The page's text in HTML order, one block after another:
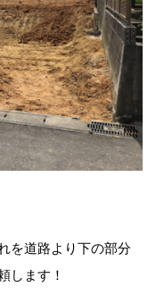
を道路より下の部分
します！